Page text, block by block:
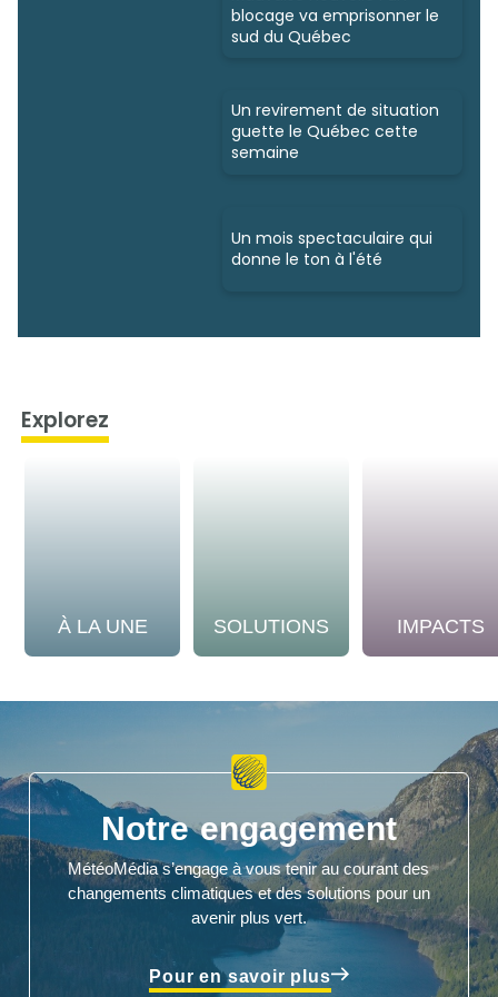
blocage va emprisonner le
sud du Québec
Un revirement de situation
guette le Québec cette
semaine
Un mois spectaculaire qui
donne le ton à l'été
Explorez
À LA UNE SOLUTIONS IMPACTS
Notre engagement
MétéoMédia s’engage à vous tenir au courant des
changements climatiques et des solutions pour un
avenir plus vert.
Pour en savoir plus